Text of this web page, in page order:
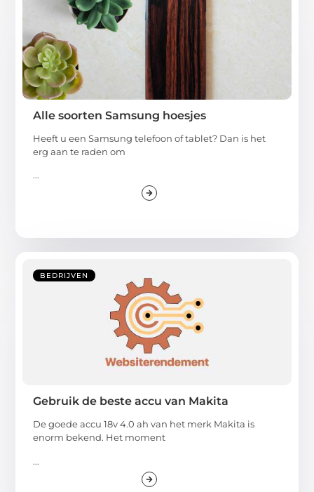
Alle soorten Samsung hoesjes
Heeft u een Samsung telefoon of tablet? Dan is het
erg aan te raden om
...
BEDRIJVEN
Gebruik de beste accu van Makita
De goede accu 18v 4.0 ah van het merk Makita is
enorm bekend. Het moment
...